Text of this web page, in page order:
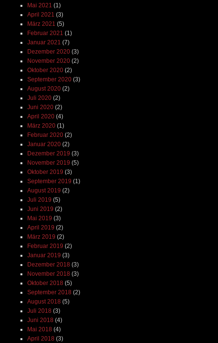
Mai 2021 (1)
April 2021 (3)
März 2021 (5)
Februar 2021 (1)
Januar 2021 (7)
Dezember 2020(3)
November 2020(2)
Oktober 2020(2)
September 2020(3)
August 2020(2)
Juli 2020(2)
Juni 2020(2)
April 2020(4)
März 2020(1)
Februar 2020(2)
Januar 2020(2)
Dezember 2019 (3)
November 2019 (5)
Oktober 2019 (3)
September 2019 (1)
August 2019 (2)
Juli 2019 (5)
Juni 2019 (2)
Mai 2019 (3)
April 2019 (2)
März 2019 (2)
Februar 2019 (2)
Januar 2019 (3)
Dezember 2018 (3)
November 2018 (3)
Oktober 2018 (5)
September 2018 (2)
August 2018 (5)
Juli 2018 (3)
Juni 2018 (4)
Mai 2018 (4)
April 2018 (3)